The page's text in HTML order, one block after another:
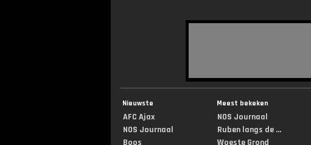
Nieuwste
AFC Ajax
NOS Journaal
Boos
Meest bekeken
NOS Journaal
Ruben langs de ...
Woeste Grond